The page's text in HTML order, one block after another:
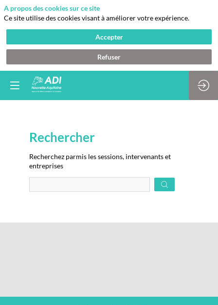
Rechercher
Recherchez parmis les sessions, intervenants et
entreprises
A propos des cookies sur ce site
Ce site utilise des cookies visant à améliorer votre expérience.
Accepter
Refuser